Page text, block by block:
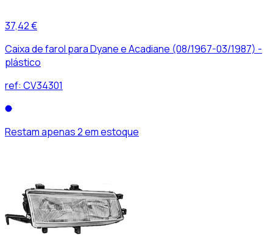
37,42 €
Caixa de farol para Dyane e Acadiane (08/1967-03/1987) -
plástico
ref: CV34301
Restam apenas 2 em estoque